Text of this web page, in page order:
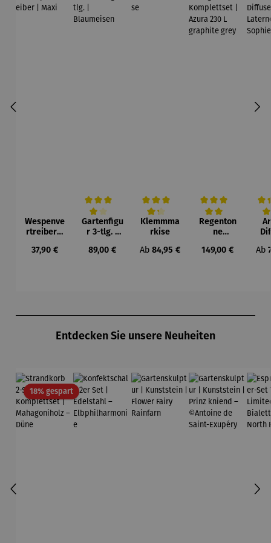
Wespenve
rtreiber |
Regulärer Preis:
37,90 €
Durchschnittliche Bewertung von 4 von 5 Sternen
Gartenfigu
r 3-tlg. |
n
Regulärer Preis:
89,00 €
Durchschnittliche Bewertung von 4.3
Klemmma
rkise
Regulärer Preis:
Ab 84,95 €
Durchschnittliche
Regenton
ne
et | Azura
Regulärer Preis:
149,00 € Ab
Entdecken Sie unsere Neuheiten
18% gespartRabatt